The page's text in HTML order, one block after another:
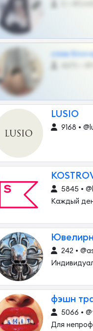
слив
LUSIO
9168 •
5845 •
Каждый
242 •
фэшн
5066 •
Для